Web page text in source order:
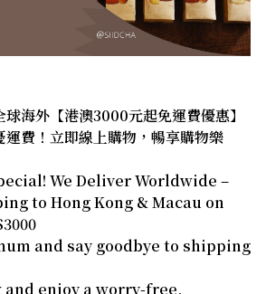
海外【港澳3000元起免運費優惠】
費！立即線上購物，暢享購物樂
We Deliver Worldwide –
to Hong Kong & Macau on
and say goodbye to shipping
and enjoy a worry-free,